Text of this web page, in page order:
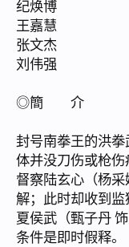
纪焕博
王嘉慧
张文杰
刘伟强
◎簡 介
封号南拳王的洪
体并没刀伤或枪
督察陆玄心（杨
解；此时却收到
夏侯武（甄子丹
条件是即时假释。